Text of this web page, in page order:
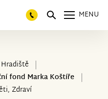
MENU
fond Marka Koštíře
Zdraví